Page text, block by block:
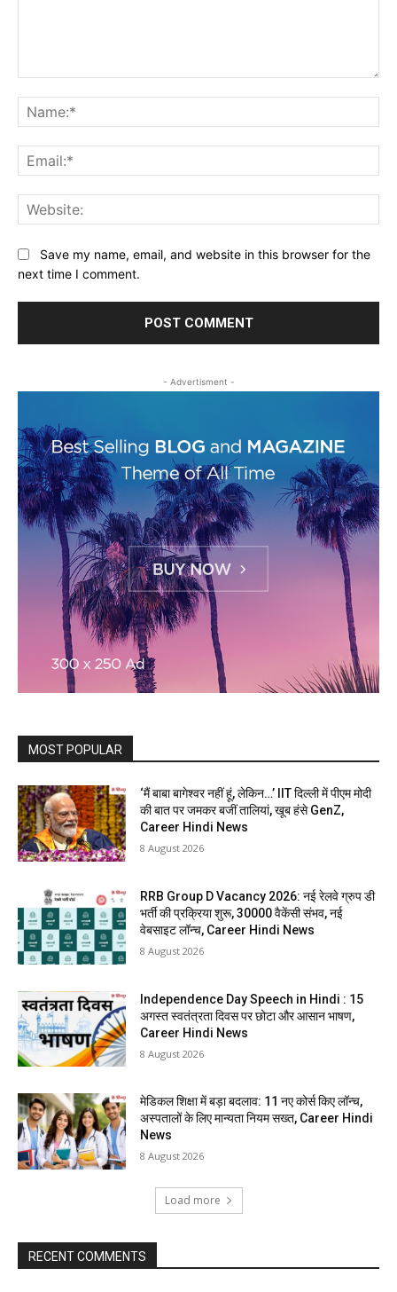
Save my name, email, and website in this browser for the
next time I comment.
- Advertisment -
MOST POPULAR
‘मैं बाबा बागेश्वर नहीं हूं, लेकिन…’ IIT दिल्ली में पीएम मोदी
की बात पर जमकर बजीं तालियां, खूब हंसे GenZ,
Career Hindi News
8 August 2026
RRB Group D Vacancy 2026: नई रेलवे ग्रुप डी
भर्ती की प्रक्रिया शुरू, 30000 वैकेंसी संभव, नई
वेबसाइट लॉन्च, Career Hindi News
8 August 2026
Independence Day Speech in Hindi : 15
अगस्त स्वतंत्रता दिवस पर छोटा और आसान भाषण,
Career Hindi News
8 August 2026
मेडिकल शिक्षा में बड़ा बदलाव: 11 नए कोर्स किए लॉन्च,
अस्पतालों के लिए मान्यता नियम सख्त, Career Hindi
News
8 August 2026
Load more
RECENT COMMENTS